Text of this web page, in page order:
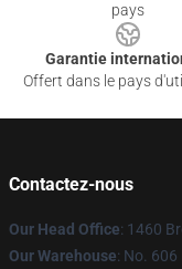
pays
Garantie
Offert dans le pays
Contactez-nous
Our Head Office: 1460
Our Warehouse: No.